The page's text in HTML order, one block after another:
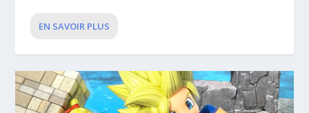
EN SAVOIR PLUS